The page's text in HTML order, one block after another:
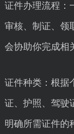
证件办理流程：
审核、制证、领
会协助你完成相
证件种类：根据
证、护照、驾驶
明确所需证件的